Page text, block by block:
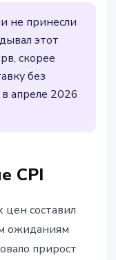
не принесли
этот
скорее
без
апреле 2026
CPI
составил
ожиданиям
прирост